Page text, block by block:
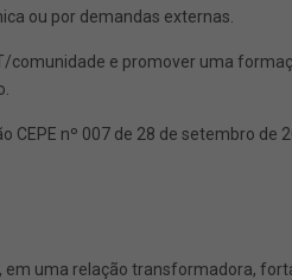
ou por demandas externas.
comunidade e promover uma
CEPE nº 007 de 28 de setembro de
uma relação transformadora,